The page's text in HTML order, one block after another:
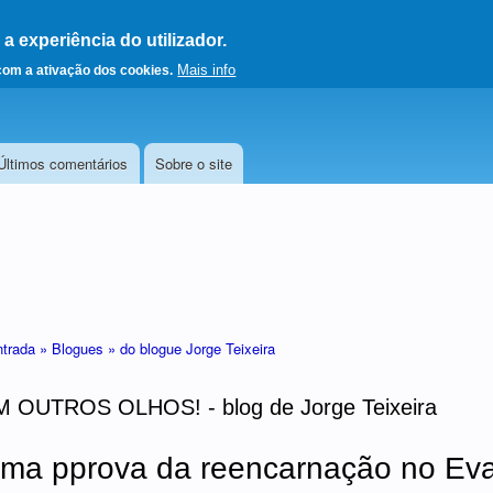
experiência do utilizador.
a ativação dos cookies. Mais info
página principal
comentários Sobre o site
» Blogues » do blogue Jorge Teixeira
OUTROS OLHOS! - blog de Jorge Teixeira
pprova da reencarnação no